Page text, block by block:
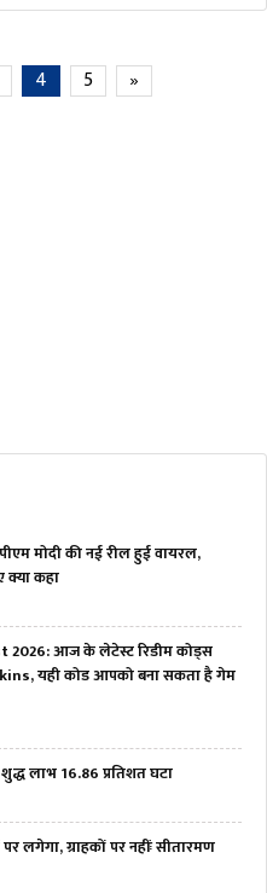
4 5 »
मोदी की नई रील हुई वायरल,
क्या कहा
आज के लेटेस्ट रिडीम कोड्स
यही कोड आपको बना सकता है गेम
शुद्ध लाभ 16.86 प्रतिशत घटा
लगेगा, ग्राहकों पर नहींः सीतारमण